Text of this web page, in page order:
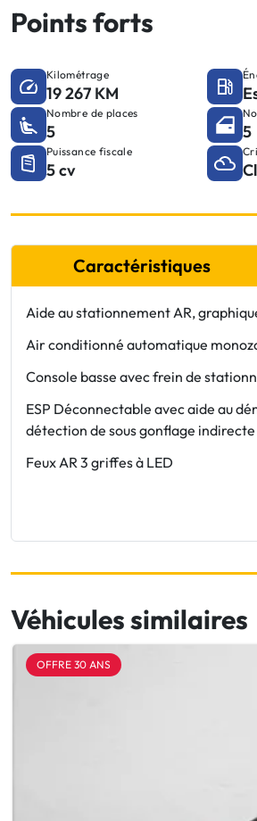
Points forts
Kilométrage
19 267 KM
Nombre de places
5 5
Puissance fiscale
5 cv
Caractéristiques
Aide au stationnement AR,
Air conditionné automatique
Console basse avec frein de
ESP Déconnectable avec aide au
détection de sous gonflage indirecte
Feux AR 3 griffes à LED
Véhicules similaires
OFFRE 30 ANS